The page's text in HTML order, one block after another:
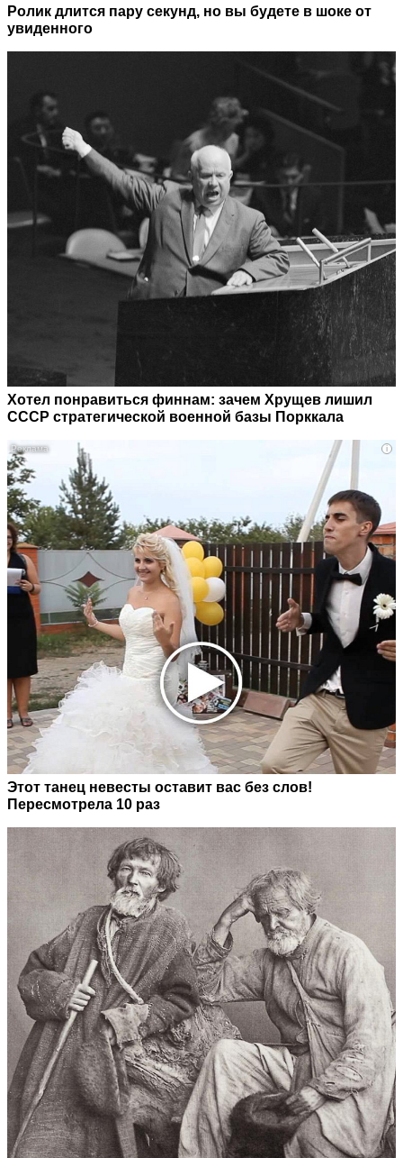
Ролик длится пару секунд, но вы будете в шоке от
увиденного
Хотел понравиться финнам: зачем Хрущев лишил
СССР стратегической военной базы Порккала
i
Этот танец невесты оставит вас без слов!
Пересмотрела 10 раз